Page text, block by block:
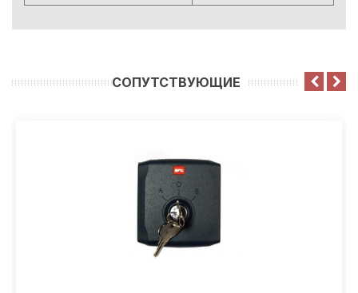
CОПУТСТВУЮЩИЕ